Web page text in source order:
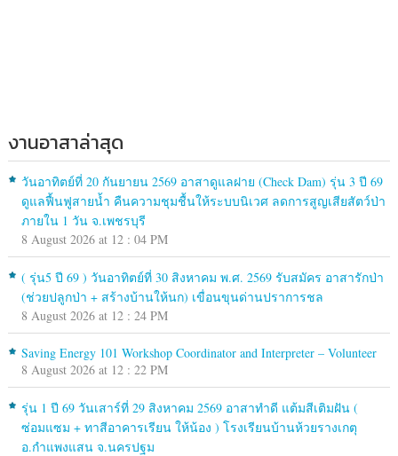
งานอาสาล่าสุด
วันอาทิตย์ที่ 20 กันยายน 2569 อาสาดูแลฝาย (Check Dam) รุ่น 3 ปี 69
ดูแลฟื้นฟูสายน้ำ คืนความชุมชื้นให้ระบบนิเวศ ลดการสูญเสียสัตว์ป่า
ภายใน 1 วัน จ.เพชรบุรี
8 August 2026 at 12 : 04 PM
( รุ่น5 ปี 69 ) วันอาทิตย์ที่ 30 สิงหาคม พ.ศ. 2569 รับสมัคร อาสารักป่า
(ช่วยปลูกป่า + สร้างบ้านให้นก) เขื่อนขุนด่านปราการชล
8 August 2026 at 12 : 24 PM
Saving Energy 101 Workshop Coordinator and Interpreter – Volunteer
8 August 2026 at 12 : 22 PM
รุ่น 1 ปี 69 วันเสาร์ที่ 29 สิงหาคม 2569 อาสาทำดี แต้มสีเติมฝัน (
ซ่อมแซม + ทาสีอาคารเรียน ให้น้อง ) โรงเรียนบ้านห้วยรางเกตุ
อ.กำแพงแสน จ.นครปฐม